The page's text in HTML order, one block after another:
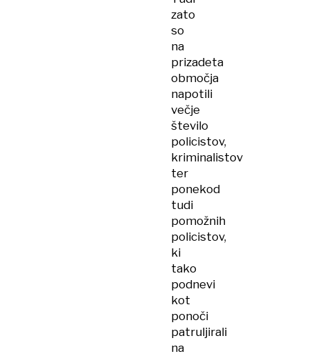
zato
so
na
prizadeta
območja
napotili
večje
število
policistov,
kriminalistov
ter
ponekod
tudi
pomožnih
policistov,
ki
tako
podnevi
kot
ponoči
patruljirali
na